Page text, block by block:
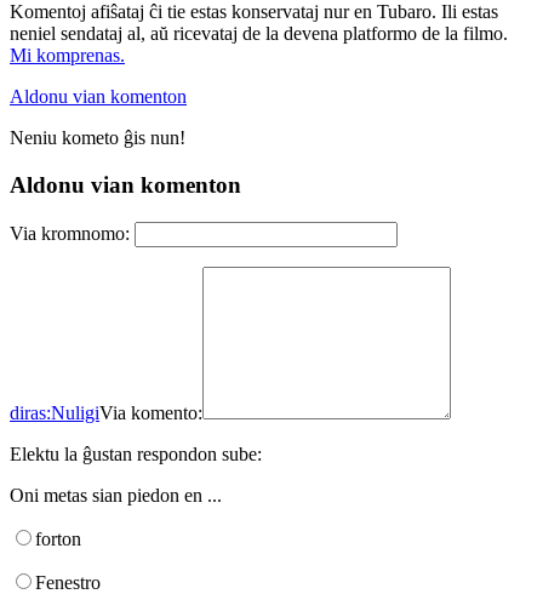
Komentoj afiŝataj ĉi tie estas konservataj nur en Tubaro. Ili estas
neniel sendataj al, aŭ ricevataj de la devena platformo de la filmo.
Mi komprenas.
Aldonu vian komenton
Neniu kometo ĝis nun!
Aldonu vian komenton
Via kromnomo:
diras:NuligiVia komento:
Elektu la ĝustan respondon sube:
Oni metas sian piedon en ...
forton
Fenestro